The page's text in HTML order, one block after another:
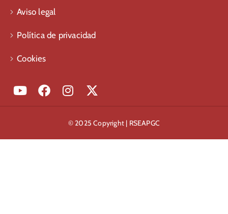
Aviso legal
Política de privacidad
Cookies
© 2025 Copyright | RSEAPGC